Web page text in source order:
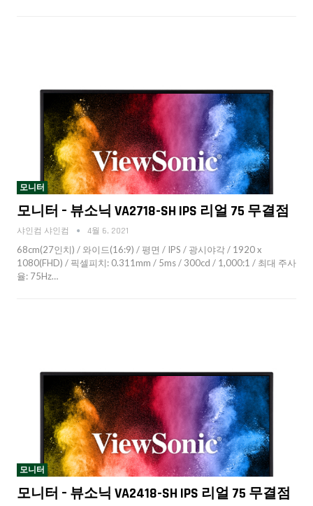
모니터
모니터 – 뷰소닉 VA2718-SH IPS 리얼 75 무결점
샤인컴 샤인컴 4월 6, 2021
68cm(27인치) / 와이드(16:9) / 평면 / IPS / 광시야각 / 1920 x
1080(FHD) / 픽셀피치: 0.311mm / 5ms / 300cd / 1,000:1 / 최대 주사
율: 75Hz…
모니터
모니터 – 뷰소닉 VA2418-SH IPS 리얼 75 무결점